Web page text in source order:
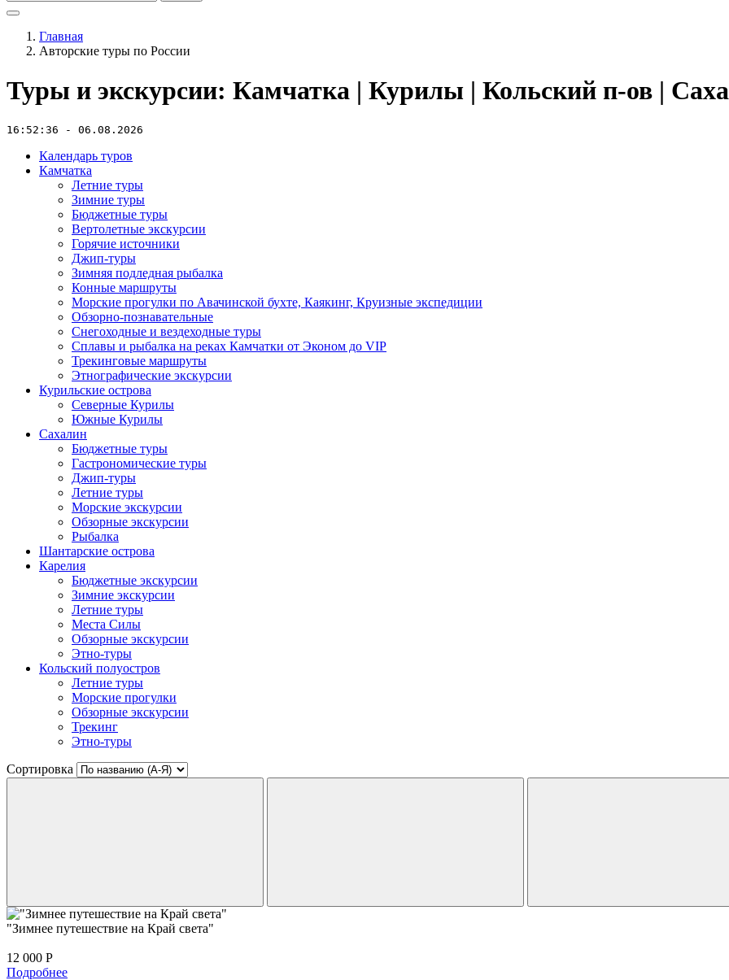
Главная
Авторские туры по России
Туры и экскурсии: Камчатка | Курилы | Кольский п-ов |
16:52:36 - 06.08.2026
Календарь туров
Камчатка
Летние туры
Зимние туры
Бюджетные туры
Вертолетные экскурсии
Горячие источники
Джип-туры
Зимняя подледная рыбалка
Конные маршруты
Морские прогулки по Авачинской бухте, Каякинг, Круизные экспедиции
Обзорно-познавательные
Снегоходные и вездеходные туры
Сплавы и рыбалка на реках Камчатки от Эконом до VIP
Трекинговые маршруты
Этнографические экскурсии
Курильские острова
Северные Курилы
Южные Курилы
Сахалин
Бюджетные туры
Гастрономические туры
Джип-туры
Летние туры
Морские экскурсии
Обзорные экскурсии
Рыбалка
Шантарские острова
Карелия
Бюджетные экскурсии
Зимние экскурсии
Летние туры
Места Силы
Обзорные экскурсии
Этно-туры
Кольский полуостров
Летние туры
Морские прогулки
Обзорные экскурсии
Трекинг
Этно-туры
Сортировка
"Зимнее путешествие на Край света"
12 000 Р
Подробнее